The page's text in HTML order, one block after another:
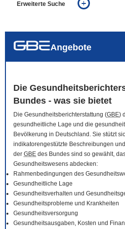
Erweiterte Suche
auch in allen Texten suchen
Angebote
Die
Bundes - was sie bietet
Die Gesundheitsberichterstattung (GBE)
gesundheitliche Lage und die
Bevölkerung in Deutschland. Sie stützt
indikatorengestützte Beschreibungen
der GBE des Bundes sind so gewählt,
Gesundheitswesens abdecken:
Rahmenbedingungen des
Gesundheitliche Lage
Gesundheitsverhalten und
Gesundheitsprobleme und Krankheiten
Gesundheitsversorgung
Gesundheitsausgaben, Kosten und